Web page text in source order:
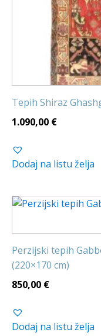
Tepih Shiraz
1.090,00 €
Dodaj na listu želja
Perzijski tepih
(220×170 cm)
850,00 €
Dodaj na listu želja